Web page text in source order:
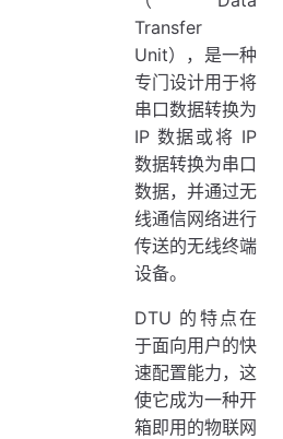
Transfer
Unit），是一种
专门设计用于将
串口数据转换为
IP 数据或将 IP
数据转换为串口
数据，并通过无
线通信网络进行
传送的无线终端
设备。
DTU 的特点在
于面向用户的快
速配置能力，这
使它成为一种开
箱即用的物联网